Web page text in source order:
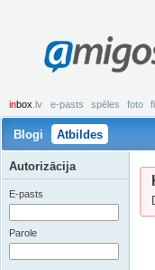
inbox .lv e-pasts spēles foto
Blogi Atbildes
Autorizācija
E-pasts
Parole